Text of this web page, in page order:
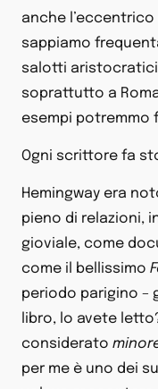
anche
sappiamo
salotti
soprattutto a
esempi potremmo
Ogni scrittore fa
Hemingway era
pieno di relazioni,
gioviale, come
come il bellissimo
periodo parigino –
libro, lo avete
considerato
per me è uno dei